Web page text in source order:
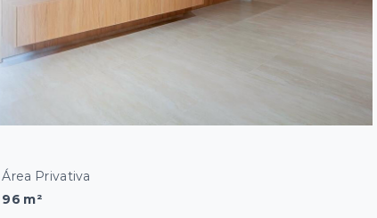
Área Privativa
96 m²